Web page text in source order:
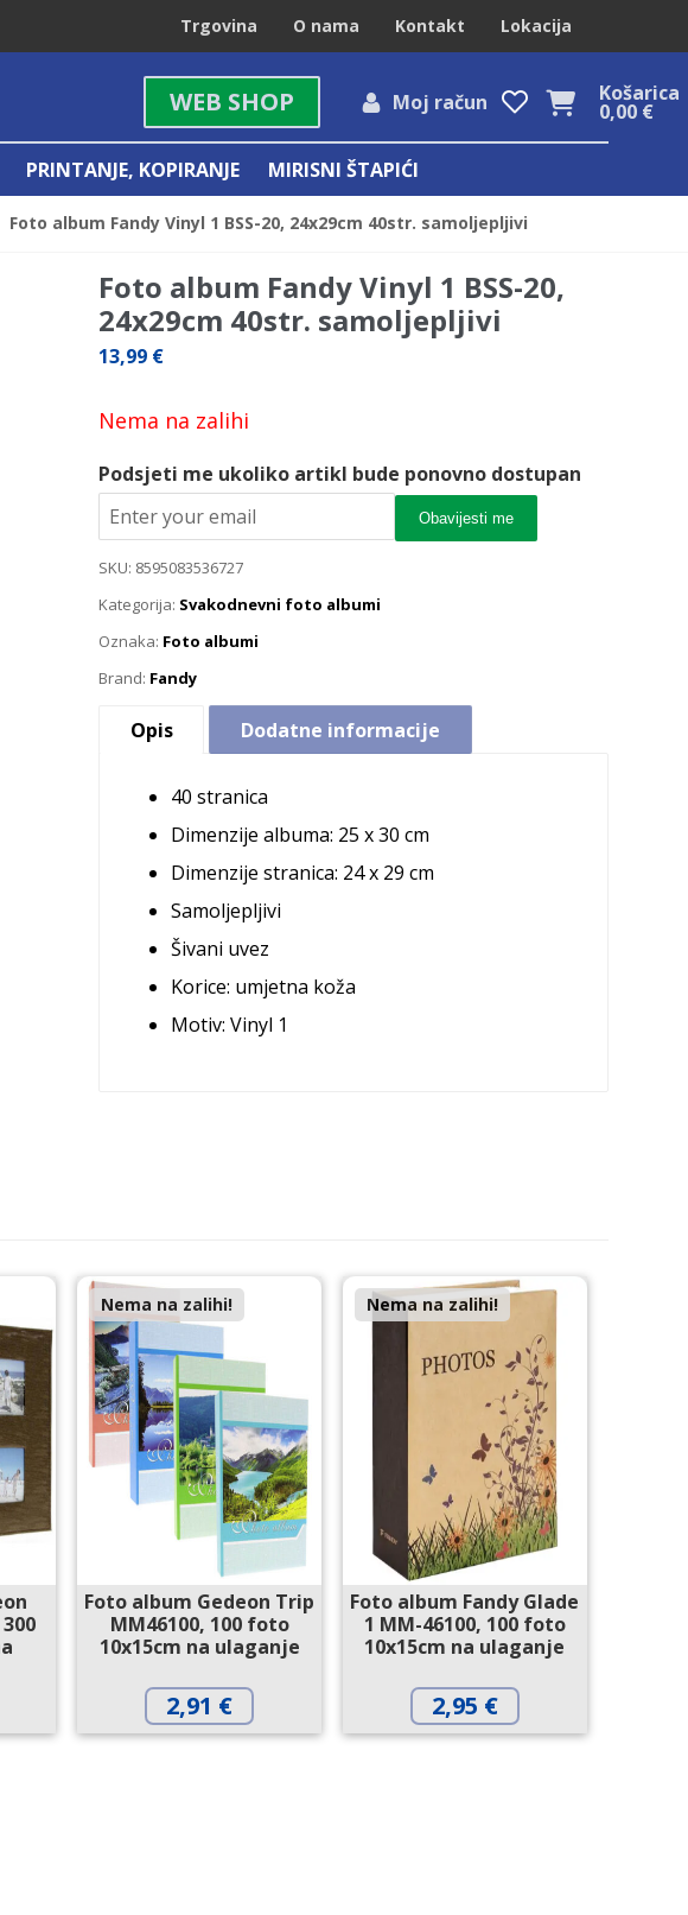
Trgovina O nama Kontakt Lokacija
Košarica
0,00 €
Moj račun
WEB SHOP
PRINTANJE, KOPIRANJE MIRISNI ŠTAPIĆI
Foto album Fandy Vinyl 1 BSS-20, 24x29cm 40str. samoljepljivi
Foto album Fandy Vinyl 1 BSS-20,
24x29cm 40str. samoljepljivi
13,99 €
Nema na zalihi
Podsjeti me ukoliko artikl bude ponovno dostupan
Obavijesti me
SKU: 8595083536727
Kategorija: Svakodnevni foto albumi
Oznaka: Foto albumi
Brand: Fandy
Opis Dodatne informacije
40 stranica
Dimenzije albuma: 25 x 30 cm
Dimenzije stranica: 24 x 29 cm
Samoljepljivi
Šivani uvez
Korice: umjetna koža
Motiv: Vinyl 1
Nema na zalihi!
Foto album Gedeon Trip
MM46100, 100 foto
10x15cm na ulaganje
2,91 €
Nema na zalihi!
Foto album Fandy Glade
1 MM-46100, 100 foto
10x15cm na ulaganje
2,95 €